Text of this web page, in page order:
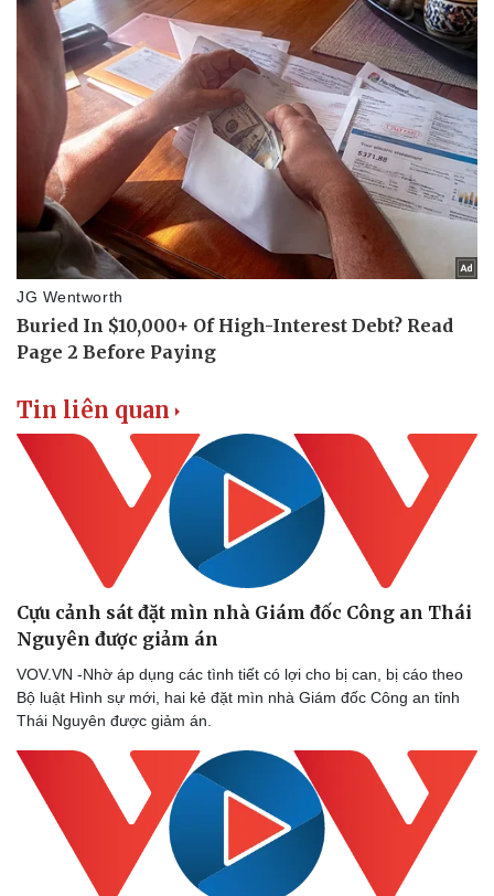
Thông tin doanh nghiệp
Doanh nghiệp 24h
Doanh nhân
Vì cộng đồng
Sành điệu
Tin Công nghệ
Trải nghiệm
Chuyển đổi số
Tin liên quan
Cựu cảnh sát đặt mìn nhà Giám đốc Công an Thái
Nguyên được giảm án
VOV.VN -Nhờ áp dụng các tình tiết có lợi cho bị can, bị cáo theo
Bộ luật Hình sự mới, hai kẻ đặt mìn nhà Giám đốc Công an tỉnh
Thái Nguyên được giảm án.